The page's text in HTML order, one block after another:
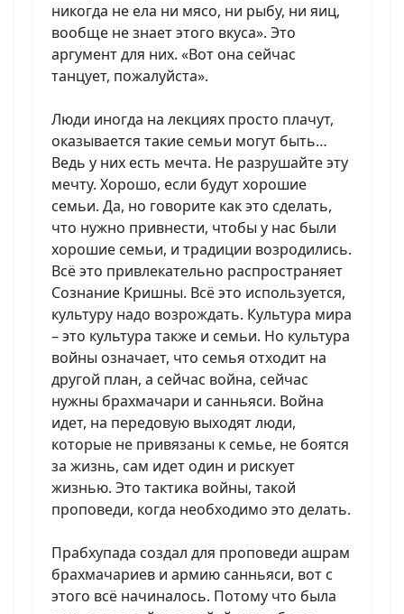
никогда не ела ни мясо, ни рыбу, ни яиц,
вообще не знает этого вкуса». Это
аргумент для них. «Вот она сейчас
танцует, пожалуйста».
Люди иногда на лекциях просто плачут,
оказывается такие семьи могут быть…
Ведь у них есть мечта. Не разрушайте эту
мечту. Хорошо, если будут хорошие
семьи. Да, но говорите как это сделать,
что нужно привнести, чтобы у нас были
хорошие семьи, и традиции возродились.
Всё это привлекательно распространяет
Сознание Кришны. Всё это используется,
культуру надо возрождать. Культура мира
– это культура также и семьи. Но культура
войны означает, что семья отходит на
другой план, а сейчас война, сейчас
нужны брахмачари и санньяси. Война
идет, на передовую выходят люди,
которые не привязаны к семье, не боятся
за жизнь, сам идет один и рискует
жизнью. Это тактика войны, такой
проповеди, когда необходимо это делать.
Прабхупада создал для проповеди ашрам
брахмачариев и армию санньяси, вот с
этого всё начиналось. Потому что была